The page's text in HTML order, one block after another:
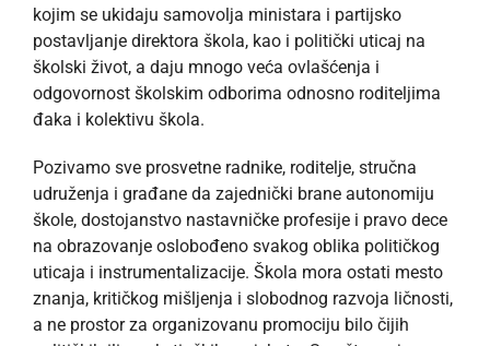
kojim se ukidaju samovolja ministara i partijsko
postavljanje direktora škola, kao i politički uticaj na
školski život, a daju mnogo veća ovlašćenja i
odgovornost školskim odborima odnosno roditeljima
đaka i kolektivu škola.
Pozivamo sve prosvetne radnike, roditelje, stručna
udruženja i građane da zajednički brane autonomiju
škole, dostojanstvo nastavničke profesije i pravo dece
na obrazovanje oslobođeno svakog oblika političkog
uticaja i instrumentalizacije. Škola mora ostati mesto
znanja, kritičkog mišljenja i slobodnog razvoja ličnosti,
a ne prostor za organizovanu promociju bilo čijih